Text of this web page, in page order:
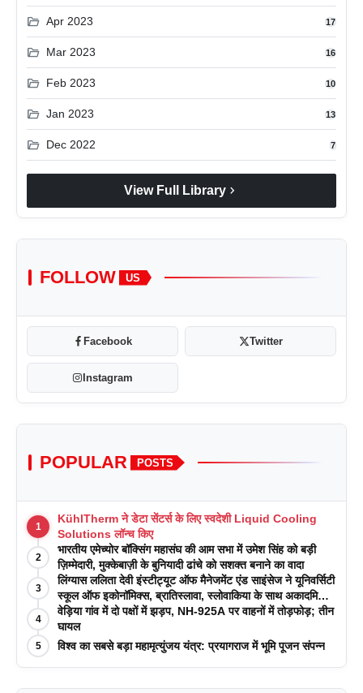
folder_open Apr 2023 17
folder_open Mar 2023 16
folder_open Feb 2023 10
folder_open Jan 2023 13
folder_open Dec 2022 7
View Full Library chevron_right
FOLLOW US
Facebook Twitter
Instagram
POPULAR POSTS
1
KühlTherm ने डेटा सेंटर्स के लिए स्वदेशी Liquid Cooling
Solutions लॉन्च किए
2
भारतीय एमेच्योर बॉक्सिंग महासंघ की आम सभा में उमेश सिंह को बड़ी
ज़िम्मेदारी, मुक्केबाज़ी के बुनियादी ढांचे को सशक्त बनाने का वादा
3
लिंग्यास ललिता देवी इंस्टीट्यूट ऑफ मैनेजमेंट एंड साइंसेज ने यूनिवर्सिटी
स्कूल ऑफ इकोनॉमिक्स, ब्रातिस्लावा, स्लोवाकिया के साथ अकादमिक
पत्रिकाओं में प्रकाशन रणनीतियों पर एक दिवसीय कार्यशाला का
आयोजन किया
4
वेड़िया गांव में दो पक्षों में झड़प, NH-925A पर वाहनों में तोड़फोड़; तीन
घायल
5 विश्व का सबसे बड़ा महामृत्युंजय यंत्र: प्रयागराज में भूमि पूजन संपन्न